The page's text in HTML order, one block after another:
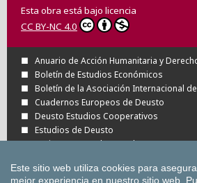
Esta obra está bajo licencia
CC BY-NC 4.0
Anuario de Acción Humanitaria y
Boletín de Estudios Económicos
Boletín de la Asociación Internacional
Cuadernos Europeos de Deusto
Deusto Estudios Cooperativos
Estudios de Deusto
Revista Deusto de Derechos Humanos
Todas las Revistas
Este sitio web utiliza cookies para
mejor experiencia en nuestro sitio web.